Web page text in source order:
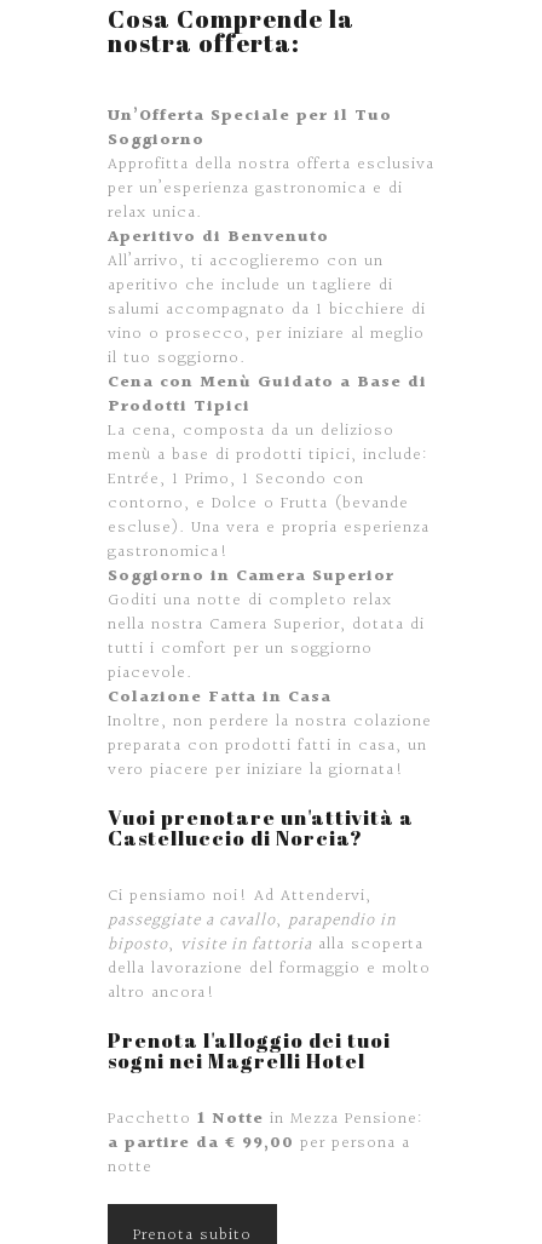
Cosa Comprende la
nostra offerta:
Un’Offerta Speciale per il Tuo
Soggiorno
Approfitta della nostra offerta esclusiva
per un’esperienza gastronomica e di
relax unica.
Aperitivo di Benvenuto
All’arrivo, ti accoglieremo con un
aperitivo che include un tagliere di
salumi accompagnato da 1 bicchiere di
vino o prosecco, per iniziare al meglio
il tuo soggiorno.
Cena con Menù Guidato a Base di
Prodotti Tipici
La cena, composta da un delizioso
menù a base di prodotti tipici, include:
Entrée, 1 Primo, 1 Secondo con
contorno, e Dolce o Frutta (bevande
escluse). Una vera e propria esperienza
gastronomica!
Soggiorno in Camera Superior
Goditi una notte di completo relax
nella nostra Camera Superior, dotata di
tutti i comfort per un soggiorno
piacevole.
Colazione Fatta in Casa
Inoltre, non perdere la nostra colazione
preparata con prodotti fatti in casa, un
vero piacere per iniziare la giornata!
Vuoi prenotare un'attività a
Castelluccio di Norcia?
Ci pensiamo noi! Ad Attendervi,
passeggiate a cavallo, parapendio in
biposto, visite in fattoria alla scoperta
della lavorazione del formaggio e molto
altro ancora!
Prenota l'alloggio dei tuoi
sogni nei Magrelli Hotel
Pacchetto 1 Notte in Mezza Pensione:
a partire da € 99,00 per persona a
notte
Prenota subito